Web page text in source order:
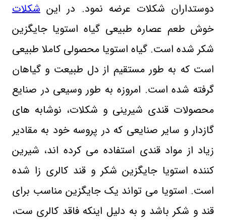
دوستداران شکلات عرضه نمود. در اینشکلات
خوش طعم عصاره طبیعی گیاه استویا جایگزین
شکر شده است. گیاه استویا محصولی کاملا طبیعی
است که به طور مستقیم از دل طبیعت و گیاهان
گرفته شده است. امروزه به طور وسیعی در صنایع
محصولات قندی شیرینی و شکلات، نوشابه های
گازدار و سایر صنایعی که در پروسه خود به مقادیر
زیاد از مواد قندی استفاده می کرده اند، شیرین
کننده استویا جایگزین شکر و قند کالری زا شده
است. استویا می تواند یک جایگزین مناسب برای
قند و شکر باشد و به دلیل اینکه فاقد کالری ست،